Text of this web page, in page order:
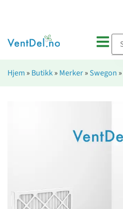
Hjem » Butikk» Merker» Swegon »